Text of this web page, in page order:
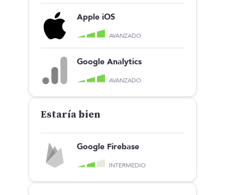
Apple iOS
AVANZADO
Google Analytics
AVANZADO
Estaría bien
Google Firebase
INTERMEDIO